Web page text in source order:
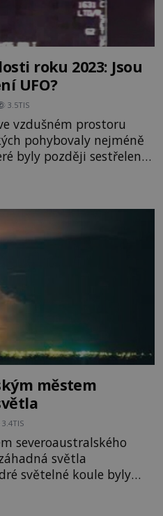
roku 2023: Jsou
UFO?
3.5TIS
vzdušném prostoru
pohybovaly nejméně
byly později sestřeleny.
těchto létajících
že šlo o nějaké nové
městem
3.4TIS
severoaustralského
světla
během nichž se
mizely. Svědek, který